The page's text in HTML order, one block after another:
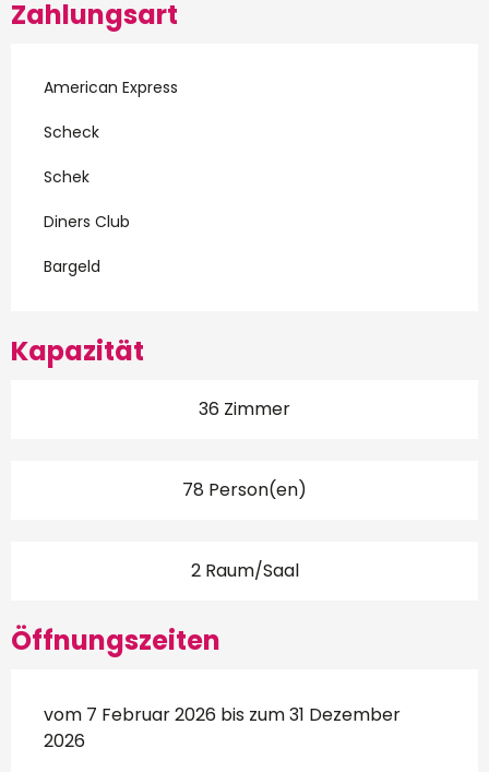
Zahlungsart
American Express
Scheck
Schek
Diners Club
Bargeld
Kapazität
36 Zimmer
78 Person(en)
2 Raum/Saal
Öffnungszeiten
vom 7 Februar 2026 bis zum 31 Dezember
2026